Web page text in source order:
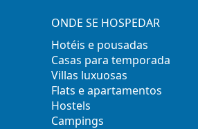
ONDE SE HOSPEDAR
Hotéis e pousadas
Casas para temporada
Villas luxuosas
Flats e apartamentos
Hostels
Campings